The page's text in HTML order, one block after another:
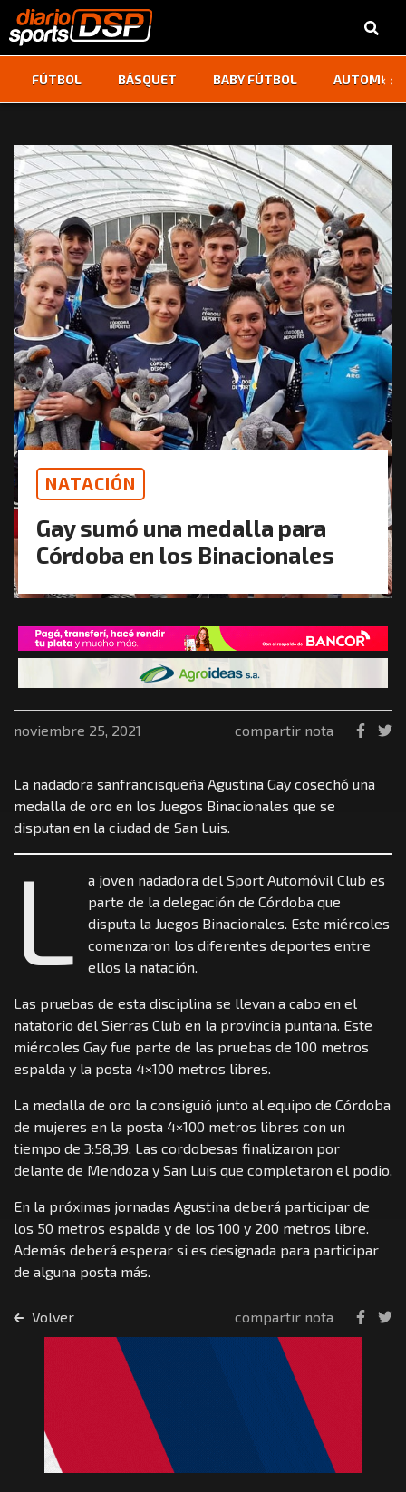
FÚTBOL BÁSQUET BABY FÚTBOL ‹ ›
NATACIÓN
Gay sumó una medalla para
Córdoba en los Binacionales
noviembre 25, 2021 compartir nota
La nadadora sanfrancisqueña Agustina Gay cosechó una
medalla de oro en los Juegos Binacionales que se
disputan en la ciudad de San Luis.
L
a joven nadadora del Sport Automóvil Club es
parte de la delegación de Córdoba que
disputa la Juegos Binacionales. Este miércoles
comenzaron los diferentes deportes entre
ellos la natación.
Las pruebas de esta disciplina se llevan a cabo en el
natatorio del Sierras Club en la provincia puntana. Este
miércoles Gay fue parte de las pruebas de 100 metros
espalda y la posta 4×100 metros libres.
La medalla de oro la consiguió junto al equipo de Córdoba
de mujeres en la posta 4×100 metros libres con un
tiempo de 3:58,39. Las cordobesas finalizaron por
delante de Mendoza y San Luis que completaron el podio.
En la próximas jornadas Agustina deberá participar de
los 50 metros espalda y de los 100 y 200 metros libre.
Además deberá esperar si es designada para participar
de alguna posta más.
Volver compartir nota